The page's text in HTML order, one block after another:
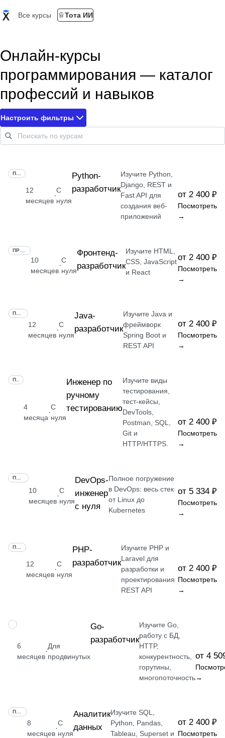
Все курсы Тота ИИ
Онлайн-курсы
программирования — каталог
профессий и навыков
Настроить фильтры
12
месяцев
·
С
нуля
Python-
разработчик
Изучите Python,
Django, REST и
Fast API для
создания веб-
приложений
от 2 400 ₽
Посмотреть
→
10
месяцев
·
С
нуля
Фронтенд-
разработчик
Изучите HTML,
CSS, JavaScript
и React
от 2 400 ₽
Посмотреть
→
12
месяцев
·
С
нуля
Java-
разработчик
Изучите Java и
фреймворк
Spring Boot и
REST API
от 2 400 ₽
Посмотреть
→
4
месяца
·
С
нуля
Инженер по
ручному
тестированию
Изучите виды
тестирования,
тест-кейсы,
DevTools,
Postman, SQL,
Git и
HTTP/HTTPS.
от 2 400 ₽
Посмотреть
→
10
месяцев
·
С
нуля
DevOps-
инженер
с нуля
Полное погружение
в DevOps: весь стек
от Linux до
Kubernetes
от 5 334 ₽
Посмотреть
→
12
месяцев
·
С
нуля
РНР-
разработчик
Изучите PHP и
Laravel для
разработки и
проектирования
REST API
от 2 400 ₽
Посмотреть
→
ПРОФЕССИЯ
6
месяцев
·
Для
продвинутых
Go-
разработчик
Изучите Go,
работу с БД,
HTTP,
конкурентность,
горутины,
многопоточность
от 4
→
8
месяцев
·
С
нуля
Аналитик
данных
Изучите SQL,
Python, Pandas,
Tableau, Superset и
от 2 400 ₽
Посмотреть